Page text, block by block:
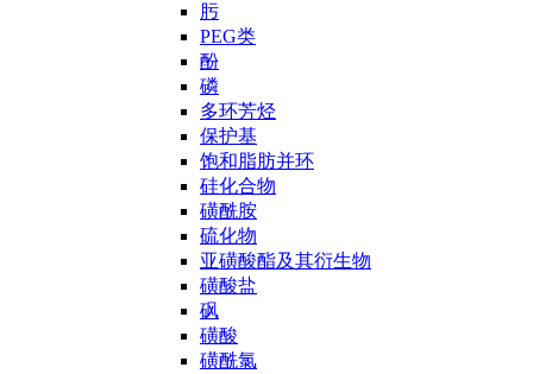
肟
PEG类
酚
磷
多环芳烃
保护基
饱和脂肪并环
硅化合物
磺酰胺
硫化物
亚磺酸酯及其衍生物
磺酸盐
砜
磺酸
磺酰氯